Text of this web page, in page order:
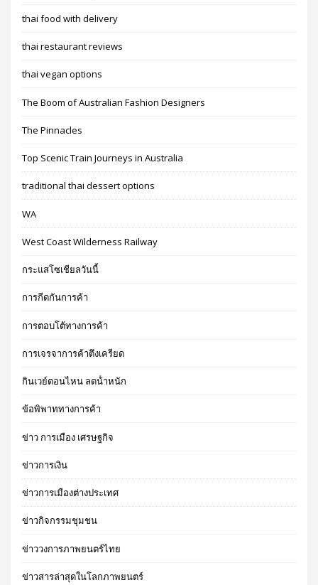
thai food with delivery
thai restaurant reviews
thai vegan options
The Boom of Australian Fashion Designers
The Pinnacles
Top Scenic Train Journeys in Australia
traditional thai dessert options
WA
West Coast Wilderness Railway
กระแสโซเชียลวันนี้
การกีดกันการค้า
การตอบโต้ทางการค้า
การเจรจาการค้าตึงเครียด
กินเวย์ตอนไหน ลดน้ําหนัก
ข้อพิพาททางการค้า
ข่าว การเมือง เศรษฐกิจ
ข่าวการเงิน
ข่าวการเมืองต่างประเทศ
ข่าวกิจกรรมชุมชน
ข่าววงการภาพยนตร์ไทย
ข่าวสารล่าสุดในโลกภาพยนตร์